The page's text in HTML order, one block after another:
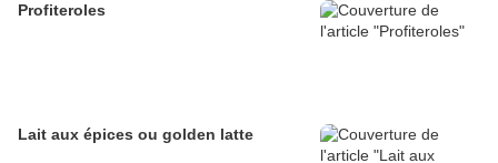
Profiteroles
Lait aux épices ou golden latte